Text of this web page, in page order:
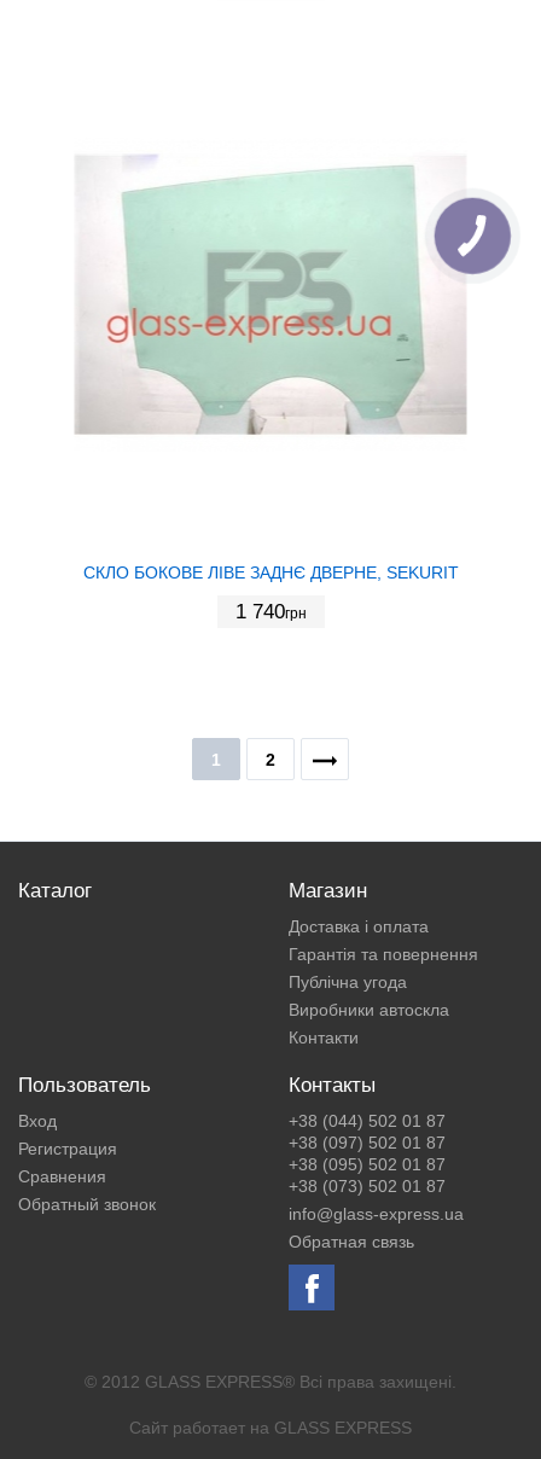
СКЛО БОКОВЕ ЛІВЕ ЗАДНЄ ДВЕРНЕ, SEKURIT
1 740грн
1 2
Каталог Магазин
Доставка і оплата
Гарантія та повернення
Публічна угода
Виробники автоскла
Контакти
Пользователь
Вход
Регистрация
Сравнения
Обратный звонок
Контакты
+38 (044) 502 01 87
+38 (097) 502 01 87
+38 (095) 502 01 87
+38 (073) 502 01 87
info@glass-express.ua
Обратная связь
© 2012 GLASS EXPRESS® Всі права захищені.
Сайт работает на GLASS EXPRESS